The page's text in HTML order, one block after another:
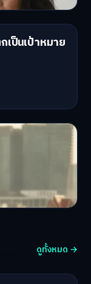
เป็นเป้าหมาย
ฯ สร้างราย
ดูทั้งหมด →